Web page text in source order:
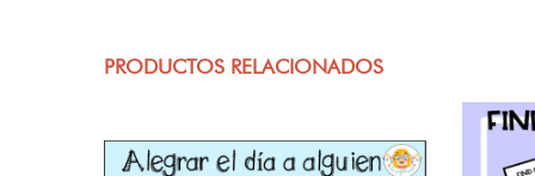
PRODUCTOS RELACIONADOS